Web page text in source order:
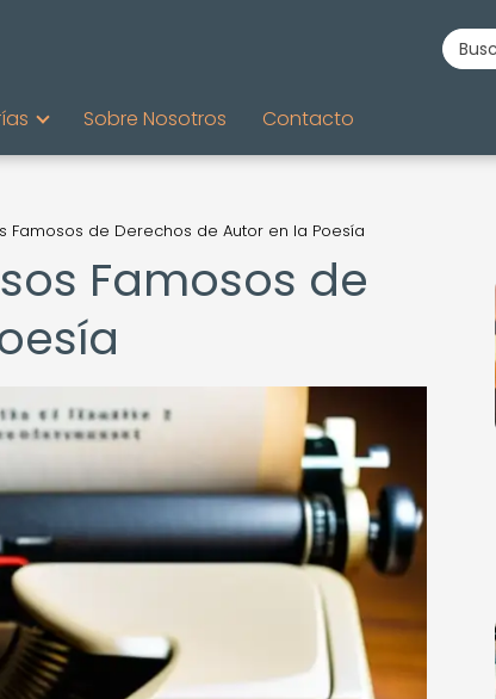
Sobre Nosotros Contacto
Famosos de Derechos de Autor en la Poesía
Famosos de